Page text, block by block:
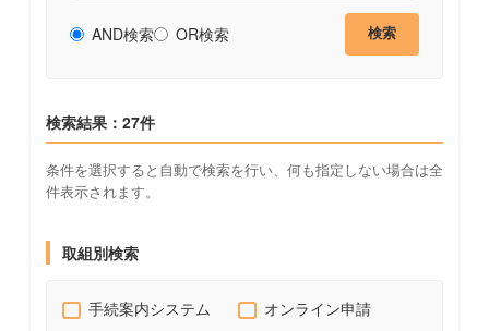
AND検索 OR検索 検索
検索結果：27件
条件を選択すると自動で検索を行い、何も指定しない場合は全
件表示されます。
取組別検索
手続案内システム
オンライン申請